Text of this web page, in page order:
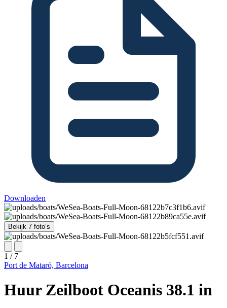
Downloaden
Bekijk 7 foto’s
1 / 7
Port de Mataró, Barcelona
Huur Zeilboot Oceanis 38.1 in